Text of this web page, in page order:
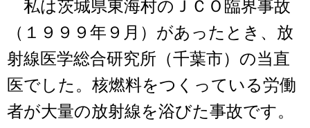
私は茨城県東海村のＪＣＯ臨界事故
（１９９９年９月）があったとき、放
射線医学総合研究所（千葉市）の当直
医でした。核燃料をつくっている労働
者が大量の放射線を浴びた事故です。